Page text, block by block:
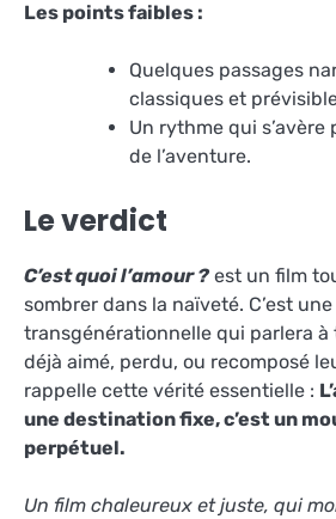
Les points faibles :
Quelques passages
classiques et
Un rythme qui
de l’aventure.
Le verdict
C’est quoi l’amour ? est un film
sombrer dans la naïveté. C’est
transgénérationnelle qui parlera
déjà aimé, perdu, ou recomposé
rappelle cette vérité essentielle :
une destination fixe, c’est un
perpétuel.
Un film chaleureux et juste, qui